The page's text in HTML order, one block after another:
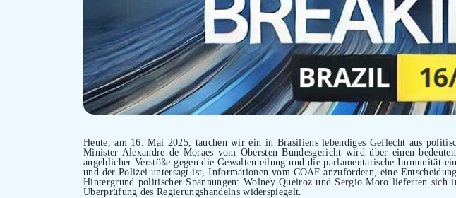
Heute, am 16. Mai 2025, tauchen wir ein in Brasiliens lebendiges Geflecht aus
Minister Alexandre de Moraes vom Obersten Bundesgericht wird über einen
angeblicher Verstöße gegen die Gewaltenteilung und die parlamentarische Immunität
und der Polizei untersagt ist, Informationen vom COAF anzufordern, eine
Hintergrund politischer Spannungen: Wolney Queiroz und Sergio Moro lieferten sich
Überprüfung des Regierungshandelns widerspiegelt.